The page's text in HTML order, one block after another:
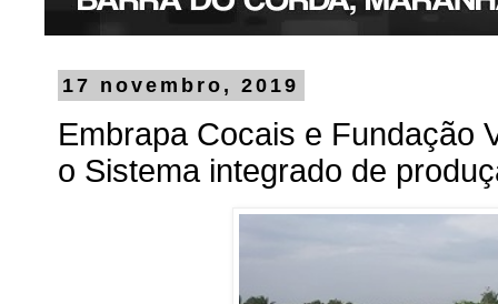
17 novembro, 2019
Embrapa Cocais e Fundação
o Sistema integrado de